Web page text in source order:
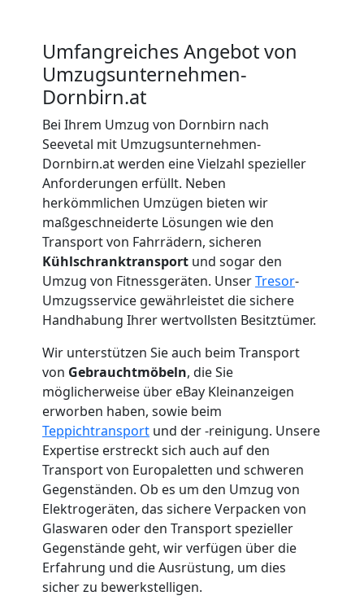
Umfangreiches Angebot von
Umzugsunternehmen-
Dornbirn.at
Bei Ihrem Umzug von Dornbirn nach
Seevetal mit Umzugsunternehmen-
Dornbirn.at werden eine Vielzahl spezieller
Anforderungen erfüllt. Neben
herkömmlichen Umzügen bieten wir
maßgeschneiderte Lösungen wie den
Transport von Fahrrädern, sicheren
Kühlschranktransport und sogar den
Umzug von Fitnessgeräten. UnserTresor-
Umzugsservice gewährleistet die sichere
Handhabung Ihrer wertvollsten Besitztümer.
Wir unterstützen Sie auch beim Transport
von Gebrauchtmöbeln, die Sie
möglicherweise über eBay Kleinanzeigen
erworben haben, sowie beim
Teppichtransport und der -reinigung. Unsere
Expertise erstreckt sich auch auf den
Transport von Europaletten und schweren
Gegenständen. Ob es um den Umzug von
Elektrogeräten, das sichere Verpacken von
Glaswaren oder den Transport spezieller
Gegenstände geht, wir verfügen über die
Erfahrung und die Ausrüstung, um dies
sicher zu bewerkstelligen.
Dornbirn
Mini
Umzug
Dornbirn
Umzug
Mann
LKW
Dornbirn
Kunsttransport
Dornbirn